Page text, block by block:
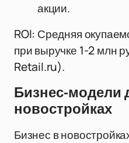
акции.
ROI: Средняя
при выручке 1-2 млн
Retail.ru).
Бизнес-модели
новостройках
Бизнес в